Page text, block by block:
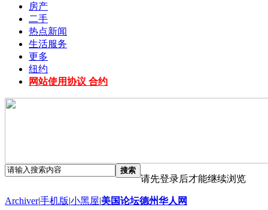
房产
二手
热点新闻
生活服务
更多
纽约
网站使用协议 合约
搜索
请先登录后才能继续浏览
Archiver|手机版|小黑屋|美国论坛德州华人网